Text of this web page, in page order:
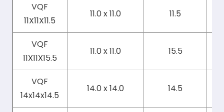
VQF
11X11X11.5
11.0 x 11.0 11.5
VQF
11X11X15.5
11.0 x 11.0 15.5
VQF
14x14x14.5
14.0 x 14.0 14.5